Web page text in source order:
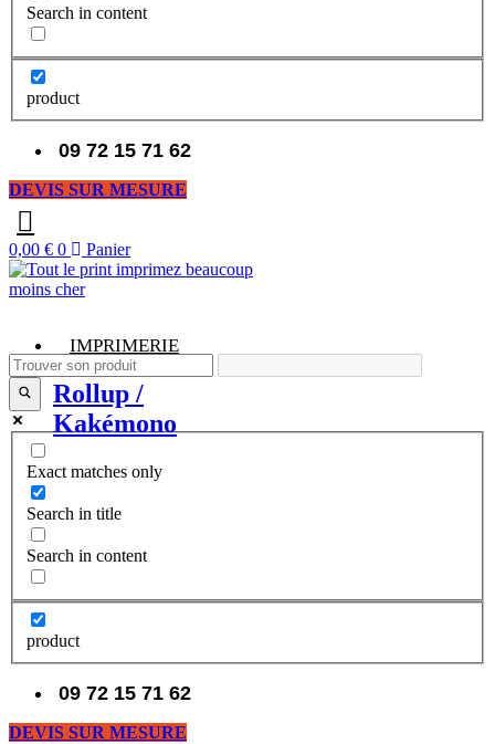
Search in content
product
09 72 15 71 62
DEVIS SUR MESURE
0,00 € 0 Panier
IMPRIMERIE
Rollup /
Kakémono
Exact matches only
Search in title
Search in content
product
09 72 15 71 62
DEVIS SUR MESURE